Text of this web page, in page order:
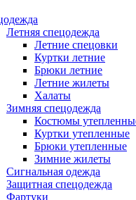
Летняя спецодежда
Летние спецовки
Куртки летние
Брюки летние
Летние жилеты
Халаты
Зимняя спецодежда
Костюмы
Куртки утепленные
Брюки утепленные
Зимние жилеты
Сигнальная одежда
Защитная спецодежда
Фартуки